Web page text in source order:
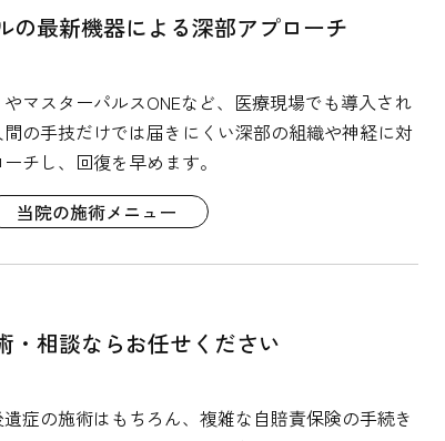
の最新機器による深部アプローチ
マスターパルスONEなど、医療現場でも導入され
の手技だけでは届きにくい深部の組織や神経に対
チし、回復を早めます。
当院の施術メニュー
・相談ならお任せください
症の施術はもちろん、複雑な自賠責保険の手続き